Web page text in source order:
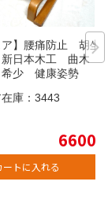
ア】腰痛防止 胡坐
日本木工 曲木
少 健康姿勢
庫： 3443
6600
ートに入れる